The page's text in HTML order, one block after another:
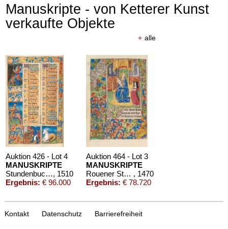
Manuskripte - von Ketterer Kunst
verkaufte Objekte
+ alle
Auktion 426 - Lot 4
MANUSKRIPTE
Stundenbuch um 1500. Manuskript auf Pergament., 1510
Ergebnis: € 96.000
Auktion 464 - Lot 3
MANUSKRIPTE
Rouener Stundenbuch , 1470
Ergebnis: € 78.720
Kontakt Datenschutz Barrierefreiheit